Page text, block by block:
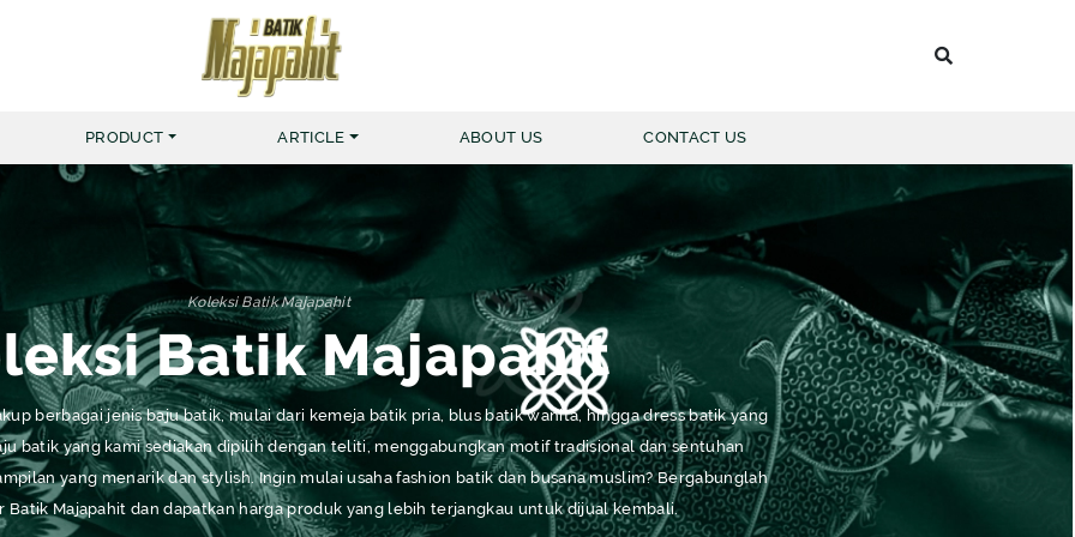
PRODUCT
MERK BATIK MAJAPAHIT
MUSLIM NUR HAFID
MUSLIM NUR AINI
KEMEJA ZIGGER
KEMEJA YARDRISS
KEMEJA BATIK PRIA
BATIK LENGAN PANJANG
BATIK LENGAN PENDEK
ARTICLE ABOUT US CONTACT US
Koleksi Batik Majapahit
Batik Majapahit
berbagai jenis baju batik, mulai dari kemeja batik pria, blus batik wanita, hingga dress batik yang
batik yang kami sediakan dipilih dengan teliti, menggabungkan motif tradisional dan sentuhan
yang menarik dan stylish. Ingin mulai usaha fashion batik dan busana muslim? Bergabunglah
Batik Majapahit dan dapatkan harga produk yang lebih terjangkau untuk dijual kembali.